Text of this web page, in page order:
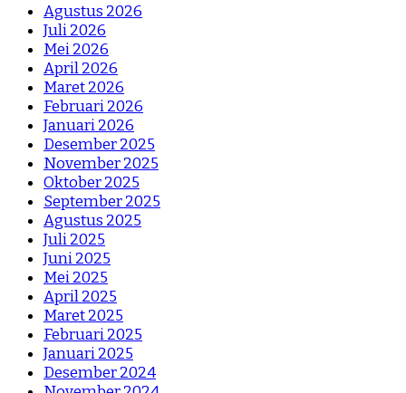
Agustus 2026
Juli 2026
Mei 2026
April 2026
Maret 2026
Februari 2026
Januari 2026
Desember 2025
November 2025
Oktober 2025
September 2025
Agustus 2025
Juli 2025
Juni 2025
Mei 2025
April 2025
Maret 2025
Februari 2025
Januari 2025
Desember 2024